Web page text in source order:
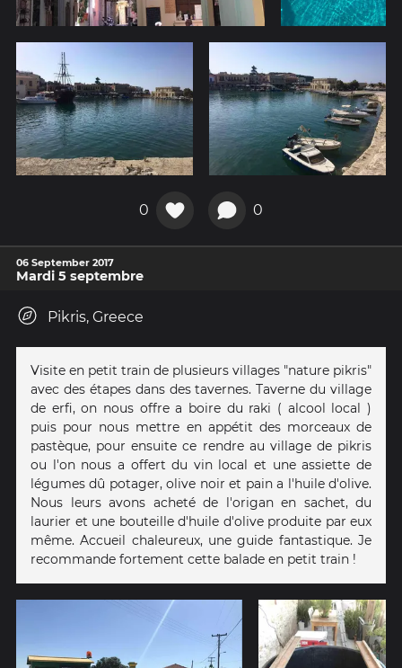
0 0
06 September 2017
Mardi 5 septembre
Pikris, Greece
Visite en petit train de plusieurs villages "nature pikris"
avec des étapes dans des tavernes. Taverne du village
de erfi, on nous offre a boire du raki ( alcool local )
puis pour nous mettre en appétit des morceaux de
pastèque, pour ensuite ce rendre au village de pikris
ou l'on nous a offert du vin local et une assiette de
légumes dû potager, olive noir et pain a l'huile d'olive.
Nous leurs avons acheté de l'origan en sachet, du
laurier et une bouteille d'huile d'olive produite par eux
même. Accueil chaleureux, une guide fantastique. Je
recommande fortement cette balade en petit train !